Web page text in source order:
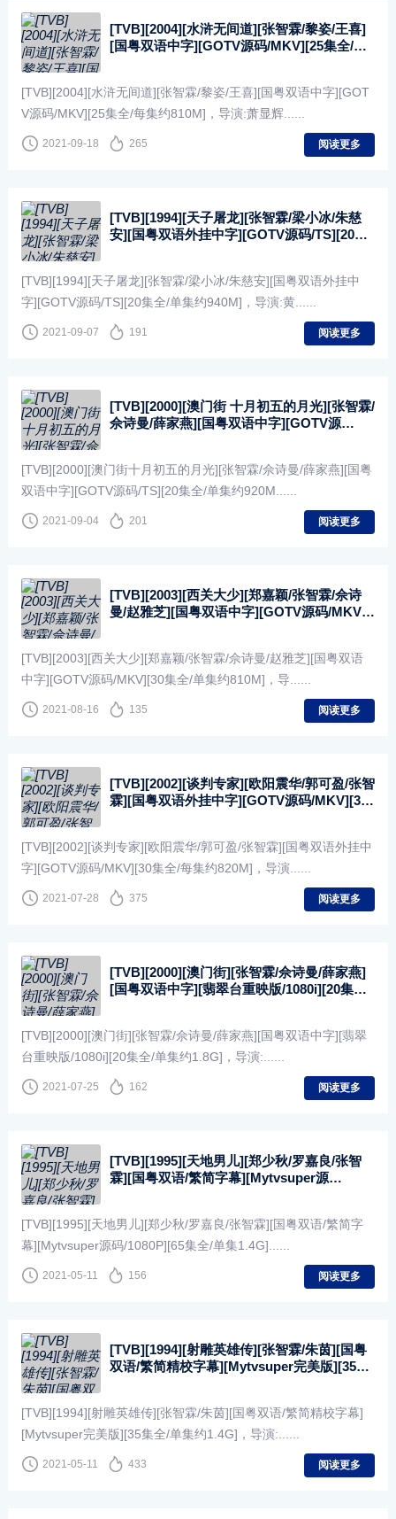
[TVB][2004][水浒无间道][张智霖/黎姿/王喜]
[国粤双语中字][GOTV源码/MKV][25集全/每
[TVB][2004][水浒无间道][张智霖/黎姿/王喜][国粤双语中字][GOT
V源码/MKV][25集全/每集约810M]，导演:萧显辉......
2021-09-18 265 阅读更多
[TVB][1994][天子屠龙][张智霖/梁小冰/朱慈
安][国粤双语外挂中字][GOTV源码/TS][20集
[TVB][1994][天子屠龙][张智霖/梁小冰/朱慈安][国粤双语外挂中
字][GOTV源码/TS][20集全/单集约940M]，导演:黄......
2021-09-07 191 阅读更多
[TVB][2000][澳门街 十月初五的月光][张智霖/
佘诗曼/薛家燕][国粤双语中字][GOTV源
[TVB][2000][澳门街十月初五的月光][张智霖/佘诗曼/薛家燕][国粤
双语中字][GOTV源码/TS][20集全/单集约920M......
2021-09-04 201 阅读更多
[TVB][2003][西关大少][郑嘉颖/张智霖/佘诗
曼/赵雅芝][国粤双语中字][GOTV源码/MKV]
[TVB][2003][西关大少][郑嘉颖/张智霖/佘诗曼/赵雅芝][国粤双语
中字][GOTV源码/MKV][30集全/单集约810M]，导......
2021-08-16 135 阅读更多
[TVB][2002][谈判专家][欧阳震华/郭可盈/张智
霖][国粤双语外挂中字][GOTV源码/MKV][30
[TVB][2002][谈判专家][欧阳震华/郭可盈/张智霖][国粤双语外挂中
字][GOTV源码/MKV][30集全/每集约820M]，导演......
2021-07-28 375 阅读更多
[TVB][2000][澳门街][张智霖/佘诗曼/薛家燕]
[国粤双语中字][翡翠台重映版/1080i][20集全/
[TVB][2000][澳门街][张智霖/佘诗曼/薛家燕][国粤双语中字][翡翠
台重映版/1080i][20集全/单集约1.8G]，导演:......
2021-07-25 162 阅读更多
[TVB][1995][天地男儿][郑少秋/罗嘉良/张智
霖][国粤双语/繁简字幕][Mytvsuper源
[TVB][1995][天地男儿][郑少秋/罗嘉良/张智霖][国粤双语/繁简字
幕][Mytvsuper源码/1080P][65集全/单集1.4G]......
2021-05-11 156 阅读更多
[TVB][1994][射雕英雄传][张智霖/朱茵][国粤
双语/繁简精校字幕][Mytvsuper完美版][35集
[TVB][1994][射雕英雄传][张智霖/朱茵][国粤双语/繁简精校字幕]
[Mytvsuper完美版][35集全/单集约1.4G]，导演:......
2021-05-11 433 阅读更多